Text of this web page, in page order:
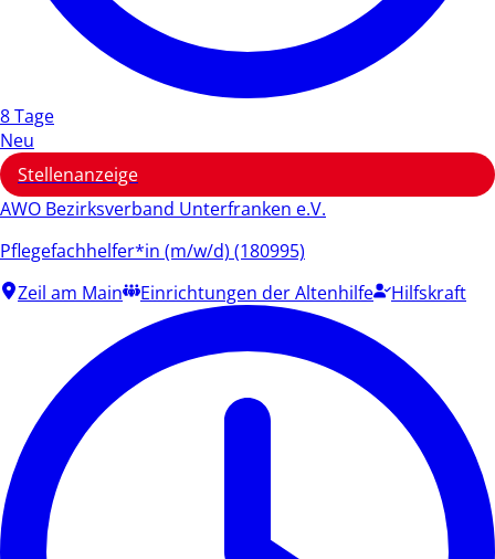
8 Tage
Neu
Stellenanzeige
AWO Bezirksverband Unterfranken e.V.
Pflegefachhelfer*in (m/w/d) (180995)
Zeil am Main
Einrichtungen der Altenhilfe Hilfskraft